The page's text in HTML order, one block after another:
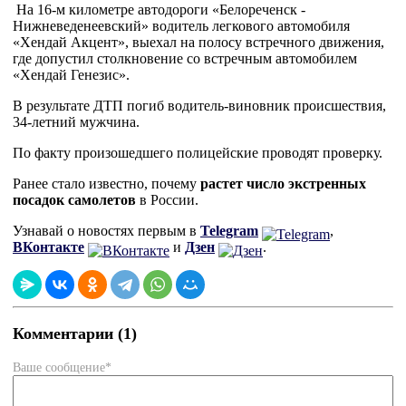
На 16-м километре автодороги «Белореченск -
Нижневеденеевский» водитель легкового автомобиля
«Хендай Акцент», выехал на полосу встречного движения,
где допустил столкновение со встречным автомобилем
«Хендай Генезис».
В результате ДТП погиб водитель-виновник происшествия,
34-летний мужчина.
По факту произошедшего полицейские проводят проверку.
Ранее стало известно, почему растет число экстренных
посадок самолетов в России.
Узнавай о новостях первым в Telegram
,
ВКонтакте
и Дзен .
Комментарии (1)
Ваше сообщение*